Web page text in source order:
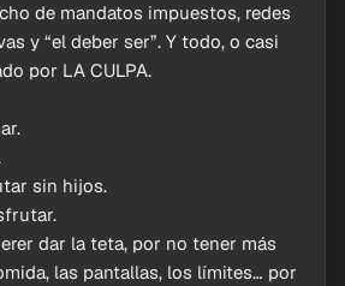
de mandatos impuestos, redes
y “el deber ser”. Y todo, o casi
por LA CULPA.
sin hijos.
dar la teta, por no tener más
las pantallas, los límites… por